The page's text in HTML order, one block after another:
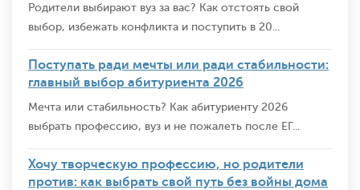
Родители выбирают вуз за вас? Как отстоять свой
выбор, избежать конфликта и поступить в 20...
Поступать ради мечты или ради стабильности:
главный выбор абитуриента 2026
Мечта или стабильность? Как абитуриенту 2026
выбрать профессию, вуз и не пожалеть после ЕГ...
Хочу творческую профессию, но родители
против: как выбрать свой путь без войны дома